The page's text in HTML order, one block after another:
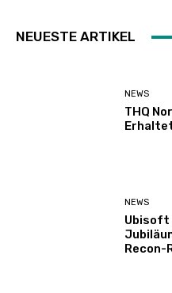
NEUESTE ARTIKEL
NEWS
THQ
NEWS
Ubisoft
Recon-